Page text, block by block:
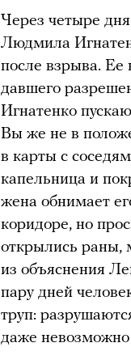
Через четыре
Людмила
после взрыва. Ее
давшего
Игнатенко
Вы же не в
в карты с
капельница и
жена обнимает
коридоре, но
открылись раны,
из объяснения
пару дней
труп:
даже